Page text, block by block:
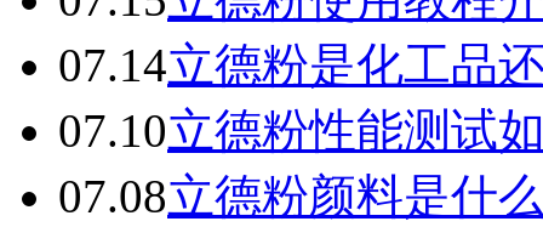
07.14立德粉是化工品
07.10立德粉性能测试
07.08立德粉颜料是什